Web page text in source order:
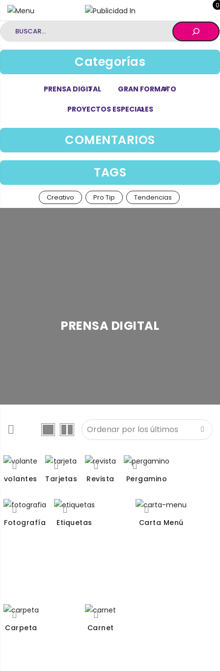
0
Categorías
PRENSA DIGITAL GRAN FORMATO
PROYECTOS ESPECIALES
COMENTARIOS
TAGS
Creativo Pro Tip Tendencias
PRENSA DIGITAL
volantes Tarjetas Revista Pergamino
Fotografía Etiquetas Carta Menú
Carpeta Carnet